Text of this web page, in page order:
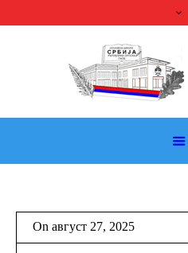
On август 27, 2025